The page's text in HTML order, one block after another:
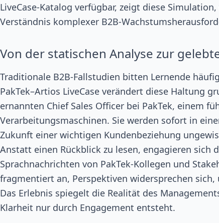
LiveCase-Katalog verfügbar, zeigt diese
Verständnis komplexer B2B-
Von der statischen Analyse zur
Traditionale B2B-Fallstudien bitten Lernende
PakTek–Artios LiveCase verändert diese Haltung
ernannten Chief Sales Officer bei PakTek, einem
Verarbeitungsmaschinen. Sie werden sofort in
Zukunft einer wichtigen Kundenbeziehung
Anstatt einen Rückblick zu lesen, engagieren sich
Sprachnachrichten von PakTek-Kollegen und
fragmentiert an, Perspektiven widersprechen
Das Erlebnis spiegelt die Realität des
Klarheit nur durch Engagement entsteht.